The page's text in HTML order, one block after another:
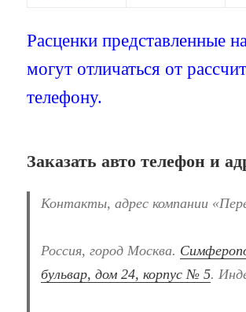
Расценки представленные
могут отличаться от
телефону.
Заказать авто телефон и
Контакты, адрес компании
Россия, город Москва.
бульвар, дом 24, корпус № 5.